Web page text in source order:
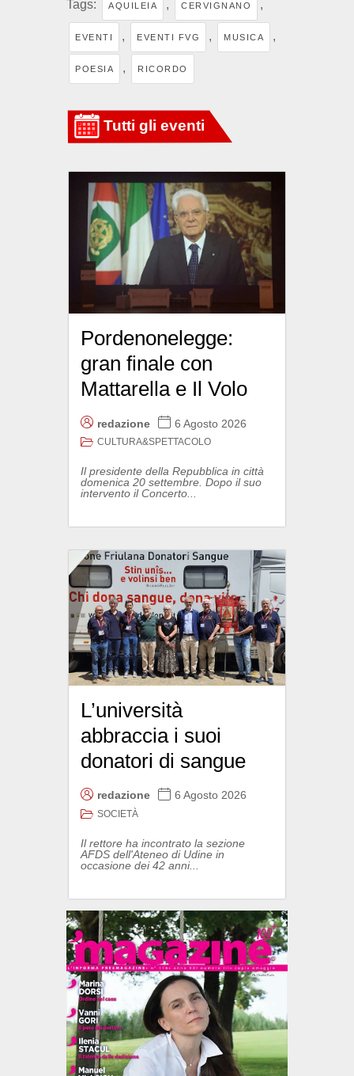
Tags: AQUILEIA , CERVIGNANO ,
EVENTI , EVENTI FVG , MUSICA ,
POESIA , RICORDO
Pordenonelegge:
gran finale con
Mattarella e Il Volo
redazione 6 Agosto 2026
CULTURA&SPETTACOLO
Il presidente della Repubblica in città
domenica 20 settembre. Dopo il suo
intervento il Concerto...
L’università
abbraccia i suoi
donatori di sangue
redazione 6 Agosto 2026
SOCIETÀ
Il rettore ha incontrato la sezione
AFDS dell'Ateneo di Udine in
occasione dei 42 anni...